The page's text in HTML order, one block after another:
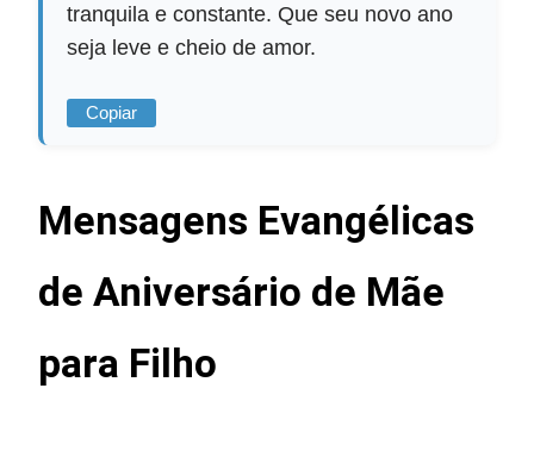
tranquila e constante. Que seu novo ano
seja leve e cheio de amor.
Copiar
Mensagens Evangélicas
de Aniversário de Mãe
para Filho